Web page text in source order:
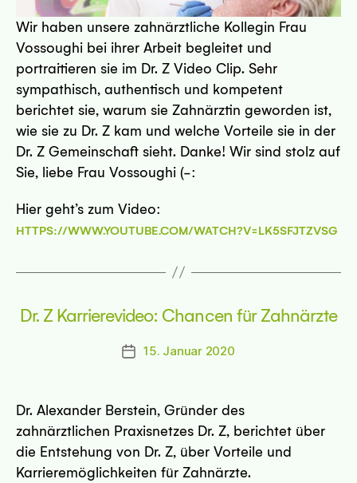
Wir haben unsere zahnärztliche Kollegin Frau
Vossoughi bei ihrer Arbeit begleitet und
portraitieren sie im Dr. Z Video Clip. Sehr
sympathisch, authentisch und kompetent
berichtet sie, warum sie Zahnärztin geworden ist,
wie sie zu Dr. Z kam und welche Vorteile sie in der
Dr. Z Gemeinschaft sieht. Danke! Wir sind stolz auf
Sie, liebe Frau Vossoughi (-:
Hier geht’s zum Video:
HTTPS://WWW.YOUTUBE.COM/WATCH?V=LK5SFJTZVSG
Dr. Z Karrierevideo: Chancen für Zahnärzte
Beitragsdatum
15. Januar 2020
Dr. Alexander Berstein, Gründer des
zahnärztlichen Praxisnetzes Dr. Z, berichtet über
die Entstehung von Dr. Z, über Vorteile und
Karrieremöglichkeiten für Zahnärzte.